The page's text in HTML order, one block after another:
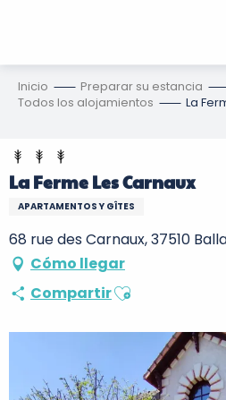
Inicio Preparar su estancia
Todos los alojamientos
La
La Ferme Les Carnaux
APARTAMENTOS Y GÎTES
68 rue des Carnaux, 37510
Cómo llegar
CompartirAjouter aux